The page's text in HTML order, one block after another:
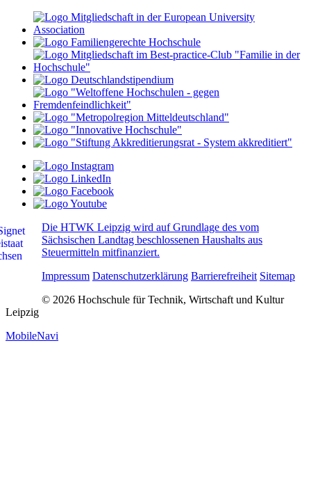
Die HTWK Leipzig wird auf Grundlage des vom
Sächsischen Landtag beschlossenen Haushalts aus
Steuermitteln mitfinanziert.
Impressum Datenschutzerklärung Barrierefreiheit Sitemap
© 2026 Hochschule für Technik, Wirtschaft und Kultur
Leipzig
MobileNavi